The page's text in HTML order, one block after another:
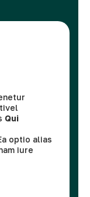
Qui
optio alias
iure